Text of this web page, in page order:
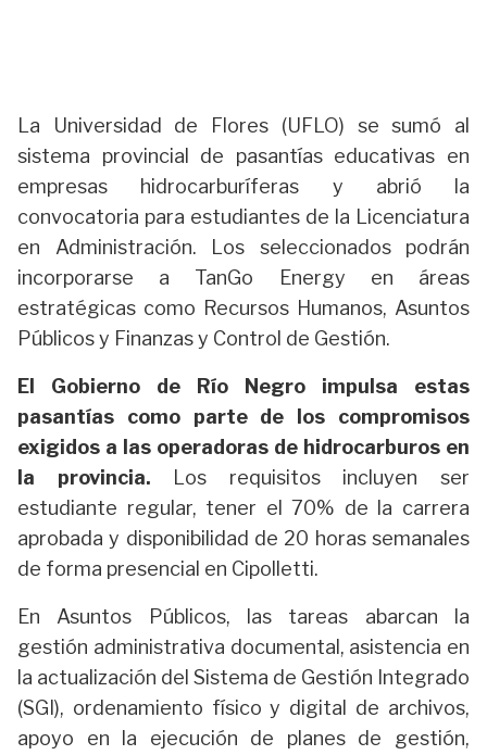
La Universidad de Flores (UFLO) se sumó al
sistema provincial de pasantías educativas en
empresas hidrocarburíferas y abrió la
convocatoria para estudiantes de la Licenciatura
en Administración. Los seleccionados podrán
incorporarse a TanGo Energy en áreas
estratégicas como Recursos Humanos, Asuntos
Públicos y Finanzas y Control de Gestión.
El Gobierno de Río Negro impulsa estas
pasantías como parte de los compromisos
exigidos a las operadoras de hidrocarburos en
la provincia. Los requisitos incluyen ser
estudiante regular, tener el 70% de la carrera
aprobada y disponibilidad de 20 horas semanales
de forma presencial en Cipolletti.
En Asuntos Públicos, las tareas abarcan la
gestión administrativa documental, asistencia en
la actualización del Sistema de Gestión Integrado
(SGI), ordenamiento físico y digital de archivos,
apoyo en la ejecución de planes de gestión,